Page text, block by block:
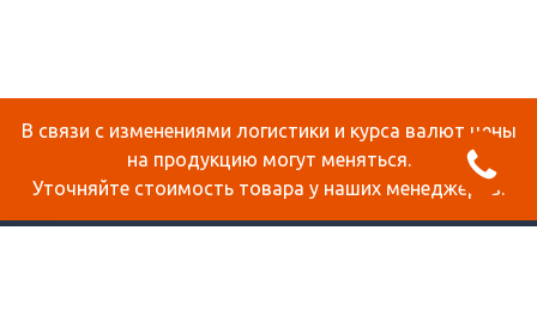
В связи с изменениями логистики и курса валют цены
на продукцию могут меняться.
Уточняйте стоимость товара у наших менеджеров.